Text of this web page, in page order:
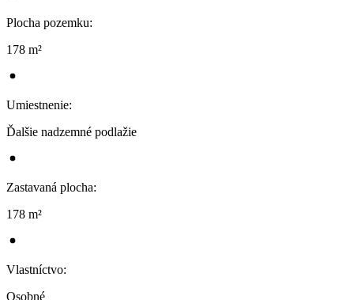
Plocha pozemku:
178 m²
Umiestnenie:
Ďalšie nadzemné podlažie
Zastavaná plocha:
178 m²
Vlastníctvo:
Osobné